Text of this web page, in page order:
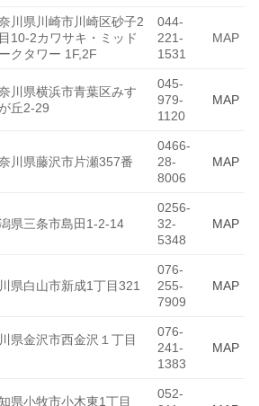
川県川崎市川崎区砂子2
10-2カワサキ・ミッド
クタワー 1F,2F
044-
221-
1531
MAP
川県横浜市青葉区みす
丘2-29
045-
979-
1120
MAP
川県藤沢市片瀬357番
0466-
28-
8006
MAP
県三条市島田1-2-14
0256-
32-
5348
MAP
県白山市新成1丁目321
076-
255-
7909
MAP
県金沢市西金沢１丁目
076-
241-
1383
MAP
県小牧市小木東1丁目
052-